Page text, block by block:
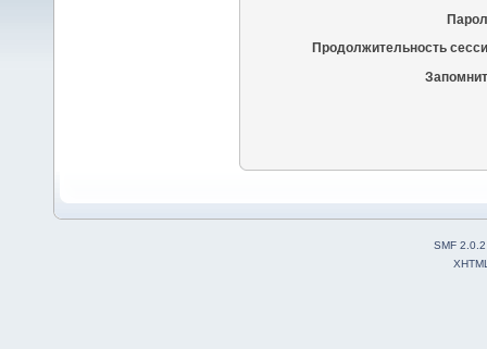
Продолжительность
SMF 2.0.2